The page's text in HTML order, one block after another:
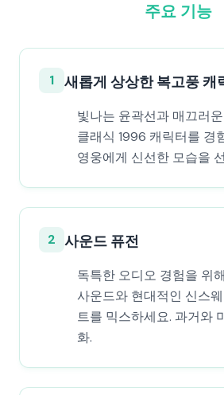
주요 기능
1 새롭게 상상한 복고풍 캐
빛나는 윤곽선과 매끄러
클래식 1996 캐릭터를 경
영웅에게 신선한 모습을
2 사운드 퓨전
독특한 오디오 경험을 위
사운드와 현대적인 신스
트를 믹스하세요. 과거와
화.